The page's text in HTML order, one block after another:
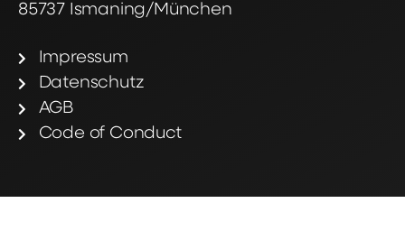
85737 Ismaning/München
Impressum
Datenschutz
AGB
Code of Conduct